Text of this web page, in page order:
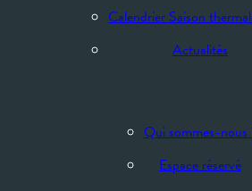
Calendrier Saison
Actualités
Qui sommes-nous
Espace réservé